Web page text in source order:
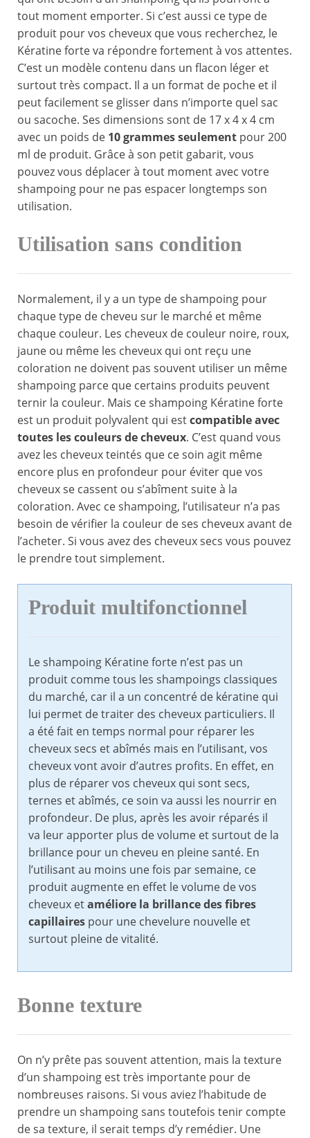
tout moment emporter. Si c’est aussi ce type de
produit pour vos cheveux que vous recherchez, le
Kératine forte va répondre fortement à vos attentes.
C’est un modèle contenu dans un flacon léger et
surtout très compact. Il a un format de poche et il
peut facilement se glisser dans n’importe quel sac
ou sacoche. Ses dimensions sont de 17 x 4 x 4 cm
avec un poids de 10 grammes seulement pour 200
ml de produit. Grâce à son petit gabarit, vous
pouvez vous déplacer à tout moment avec votre
shampoing pour ne pas espacer longtemps son
utilisation.
Utilisation sans condition
Normalement, il y a un type de shampoing pour
chaque type de cheveu sur le marché et même
chaque couleur. Les cheveux de couleur noire, roux,
jaune ou même les cheveux qui ont reçu une
coloration ne doivent pas souvent utiliser un même
shampoing parce que certains produits peuvent
ternir la couleur. Mais ce shampoing Kératine forte
est un produit polyvalent qui estcompatible avec
toutes les couleurs de cheveux. C’est quand vous
avez les cheveux teintés que ce soin agit même
encore plus en profondeur pour éviter que vos
cheveux se cassent ou s’abîment suite à la
coloration. Avec ce shampoing, l’utilisateur n’a pas
besoin de vérifier la couleur de ses cheveux avant de
l’acheter. Si vous avez des cheveux secs vous pouvez
le prendre tout simplement.
Produit multifonctionnel
Le shampoing Kératine forte n’est pas un
produit comme tous les shampoings classiques
du marché, car il a un concentré de kératine qui
lui permet de traiter des cheveux particuliers. Il
a été fait en temps normal pour réparer les
cheveux secs et abîmés mais en l’utilisant, vos
cheveux vont avoir d’autres profits. En effet, en
plus de réparer vos cheveux qui sont secs,
ternes et abîmés, ce soin va aussi les nourrir en
profondeur. De plus, après les avoir réparés il
va leur apporter plus de volume et surtout de la
brillance pour un cheveu en pleine santé. En
l’utilisant au moins une fois par semaine, ce
produit augmente en effet le volume de vos
cheveux etaméliore la brillance des fibres
capillaires pour une chevelure nouvelle et
surtout pleine de vitalité.
Bonne texture
On n’y prête pas souvent attention, mais la texture
d’un shampoing est très importante pour de
nombreuses raisons. Si vous aviez l’habitude de
prendre un shampoing sans toutefois tenir compte
de sa texture, il serait temps d’y remédier. Une